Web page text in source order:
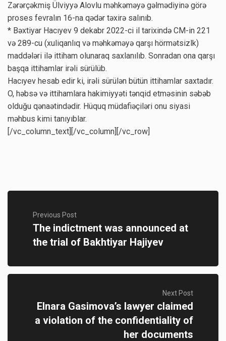
Zərərçəkmiş Ülviyyə Alovlu məhkəməyə gəlmədiyinə görə
proses fevralın 16-na qədər təxirə salınıb.
* Bəxtiyar Hacıyev 9 dekabr 2022-ci il tarixində CM-in 221
və 289-cu (xuliqanlıq və məhkəməyə qarşı hörmətsizlk)
maddələri ilə ittiham olunaraq saxlanılıb. Sonradan ona qarşı
başqa ittihamlar irəli sürülüb.
Hacıyev hesab edir ki, irəli sürülən bütün ittihamlar saxtadır.
O, həbsə və ittihamlara hakimiyyəti tənqid etməsinin səbəb
olduğu qənaətindədir. Hüquq müdafiəçiləri onu siyasi
məhbus kimi tanıyıblar.
[/vc_column_text][/vc_column][/vc_row]
Previous Post
The indictment was announced at
the trial of Bakhtiyar Hajiyev
Next Post
Elnara Gasimova’s lawyer claimed
a violation of the confidentiality of
her documents